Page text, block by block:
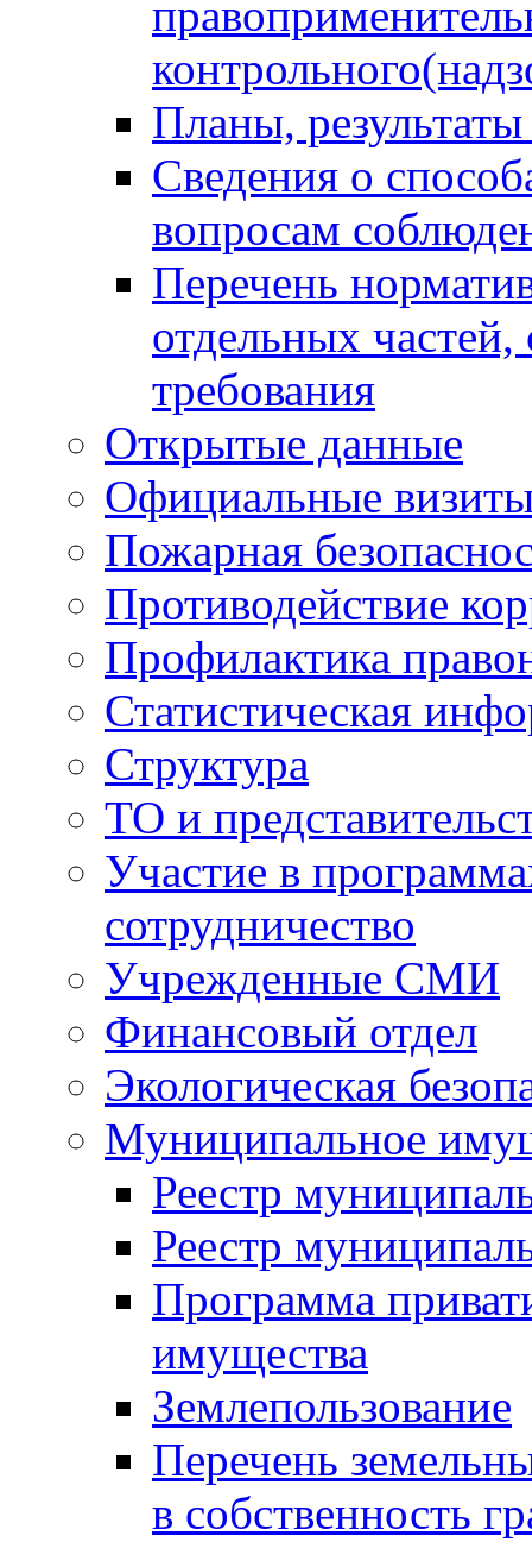
Планы,
Сведения о
вопросам
Перечень
отдельных
требования
Открытые данные
Официальные
Пожарная
Противодействие
Профилактика
Статистическая
Структура
ТО и
Участие в
сотрудничество
Учрежденные СМИ
Финансовый отдел
Экологическая
Муниципальное
Реестр
Реестр
Программа
имущества
Землепользование
Перечень
в собственность